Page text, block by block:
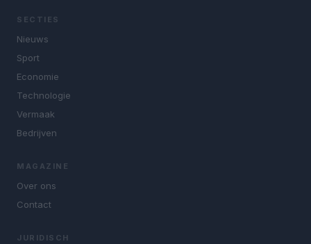
SECTIES
Nieuws
Sport
Economie
Technologie
Vermaak
Bedrijven
MAGAZINE
Over ons
Contact
JURIDISCH